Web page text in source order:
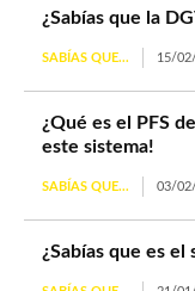
¿Sabías que la
SABÍAS QUE... 15/
¿Qué es el PFS
este sistema!
SABÍAS QUE... 03/
¿Sabías que es el